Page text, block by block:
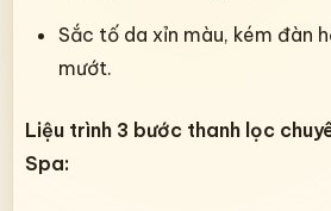
Sắc tố da xỉn màu, kém đàn
mướt.
Liệu trình 3 bước thanh lọc
Spa: